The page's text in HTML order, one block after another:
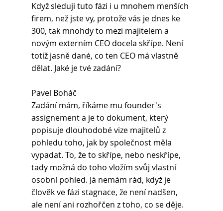
Když sleduji tuto fázi i u mnohem menších
firem, než jste vy, protože vás je dnes ke
300, tak mnohdy to mezi majitelem a
novým externím CEO docela skřípe. Není
totiž jasně dané, co ten CEO má vlastně
dělat. Jaké je tvé zadání?
Pavel Boháč
Zadání mám, říkáme mu founder's
assignement a je to dokument, který
popisuje dlouhodobé vize majitelů z
pohledu toho, jak by společnost měla
vypadat. To, že to skřípe, nebo neskřípe,
tady možná do toho vložím svůj vlastní
osobní pohled. Já nemám rád, když je
člověk ve fázi stagnace, že není nadšen,
ale není ani rozhořčen z toho, co se děje.